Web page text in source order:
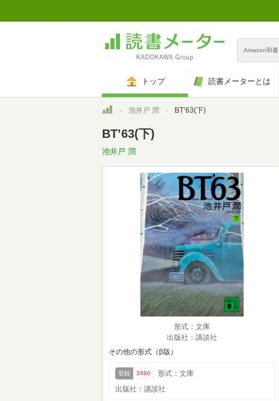
Amazon和書
トップ 読書メーターとは
トップ池井戸 潤 BT’63(下)
BT’63(下)
池井戸 潤
形式：文庫
出版社：講談社
その他の形式（β版）
登録 3986
形式：文庫
出版社：講談社